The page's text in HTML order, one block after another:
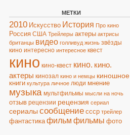
МЕТКИ
2010 Искусство История Про кино
Россия США Трейлеры актеры актрисы
британцы видео голливуд жизнь звёзды
кино интересно интересное квест
кино кино-квест кино. кино.
актеры кинозал кино и немцы киношное
книги культура личное люди мнение
музыка мультфильмы мысли на ночь
отзыв рецензии рецензия сериал
сериалы сообщение ссср трейлер
фантастика фильм фильмы фото